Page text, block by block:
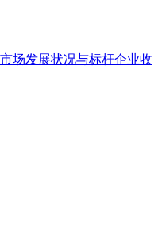
场发展状况与标杆企业收